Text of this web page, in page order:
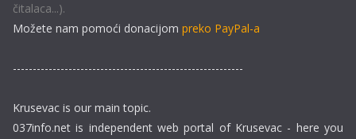
čitalaca...).
Možete nam pomoći donacijom preko PayPal-a
----------------------------------------------------------
Krusevac is our main topic.
037info.net is independent web portal of Krusevac - here you